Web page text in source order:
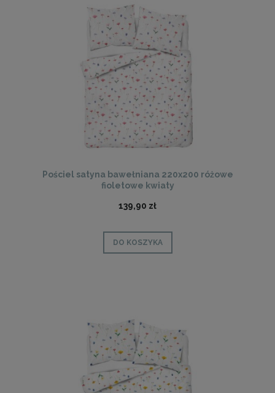
Pościel satyna bawełniana 220x200 różowe
fioletowe kwiaty
139,90 zł
DO KOSZYKA